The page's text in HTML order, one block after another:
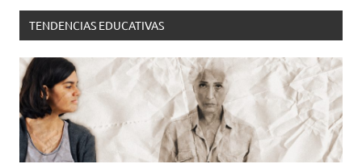
TENDENCIAS EDUCATIVAS